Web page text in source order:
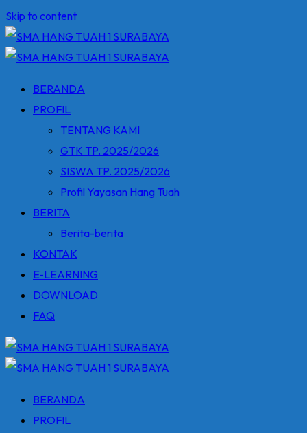
Skip to content
BERANDA
PROFIL
TENTANG KAMI
GTK TP. 2025/2026
SISWA TP. 2025/2026
Profil Yayasan Hang Tuah
BERITA
Berita-berita
KONTAK
E-LEARNING
DOWNLOAD
FAQ
BERANDA
PROFIL